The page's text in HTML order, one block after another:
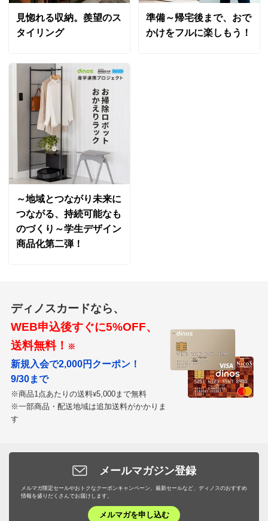
見惚れる収納。羨望のス
タイリング
準備～帰宅後まで、おで
かけをフルに楽しもう！
～地域とつながり未来に
つながる、持続可能なも
のづくり～学生デザイン
商品化第二弾！
ディノスカードなら、
WEB申込後すぐに5%OFF、
送料無料！ ※
新規入会で2,000円クーポン！
9/30まで
※商品1点あたりの送料¥5,000まで無料
※一部商品・配送地域は追加送料がかかりま
す
メールマガジン登録
メルマガ限定セールやおトクなクーポンキャンペーン、最新セールなど、ディノスのおすすめ
情報を盛りだくさんでお届けします。
メルマガを申し込む